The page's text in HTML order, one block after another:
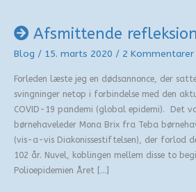
Afsmittende
Blog / 15. marts 2020 / 2 Kommentarer
Forleden læste jeg en dødsannonce, der
svingninger netop i forbindelse med den
COVID-19 pandemi (global epidemi). Det
børnehaveleder Mona Brix fra Teba
(vis-a-vis Diakonissestiftelsen), der forlod
102 år. Nuvel, koblingen mellem disse to
Polioepidemien Året […]